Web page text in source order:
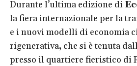
Durante l’ultima edizione di
la fiera internazionale per la
e i nuovi modelli di economia
rigenerativa, che si è tenuta
presso il quartiere fieristico di